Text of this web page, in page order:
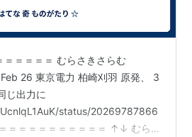
＝＝＝＝＝ むらさきさらむ
26 東京電力 柏崎刈羽 原発、 3
じ出力に
status/20269787866
＝＝＝＝＝＝＝＝＝＝ ↑↓ むらさ